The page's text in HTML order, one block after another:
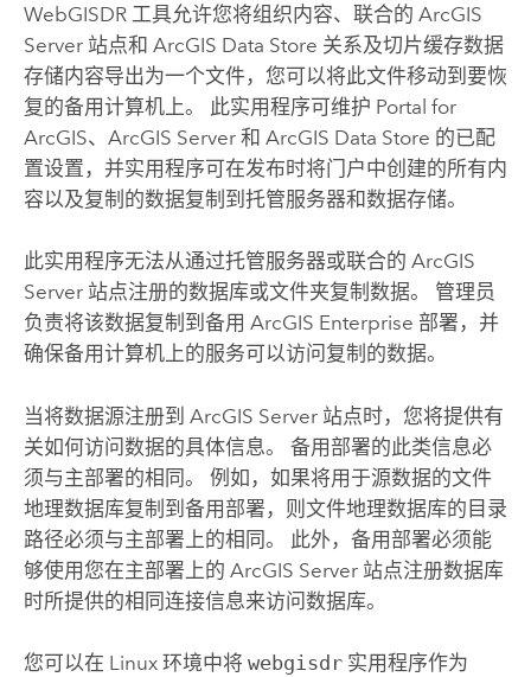
WebGISDR 工具允许您将组织内容、联合的 ArcGIS
Server站点和 ArcGIS Data Store 关系及切片缓存数据
存储内容导出为一个文件，您可以将此文件移动到要恢
复的备用计算机上。 此实用程序可维护 Portal for
ArcGIS、 ArcGIS Server和 ArcGIS Data Store 的已配
置设置，并实用程序可在发布时将门户中创建的所有内
容以及复制的数据复制到托管服务器和数据存储。
此实用程序无法从通过托管服务器或联合的 ArcGIS
Server站点注册的数据库或文件夹复制数据。 管理员
负责将该数据复制到备用 ArcGIS Enterprise 部署，并
确保备用计算机上的服务可以访问复制的数据。
当将数据源注册到 ArcGIS Server站点时，您将提供有
关如何访问数据的具体信息。 备用部署的此类信息必
须与主部署的相同。 例如，如果将用于源数据的文件
地理数据库复制到备用部署，则文件地理数据库的目录
路径必须与主部署上的相同。 此外，备用部署必须能
够使用您在主部署上的 ArcGIS Server站点注册数据库
时所提供的相同连接信息来访问数据库。
您可以在 Linux环境中将 webgisdr实用程序作为